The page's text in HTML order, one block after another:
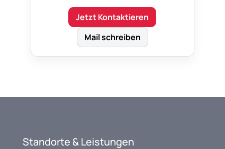
Jetzt Kontaktieren
Mail schreiben
Standorte & Leistungen